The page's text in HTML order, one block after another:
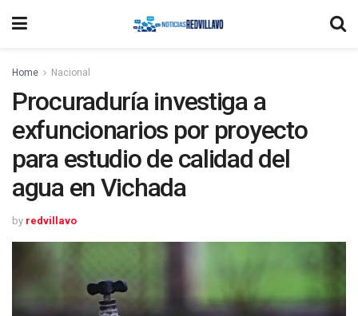
Home Nacional
Procuraduría investiga a
exfuncionarios por proyecto
para estudio de calidad del
agua en Vichada
by redvillavo